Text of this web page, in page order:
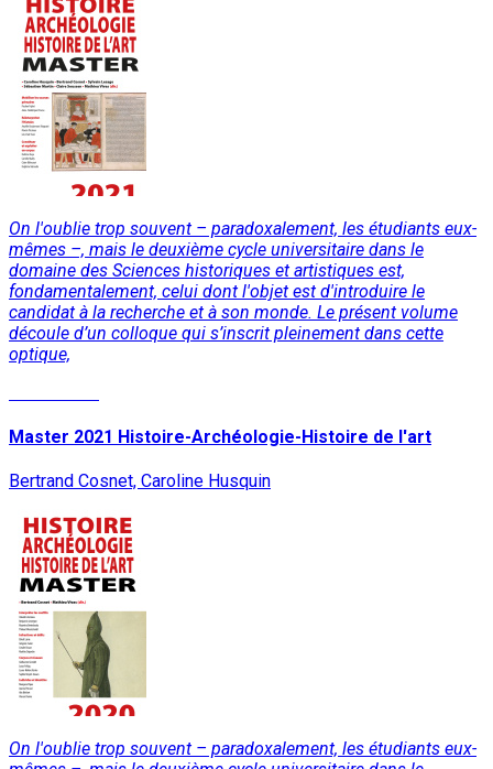
On l'oublie trop souvent – paradoxalement, les étudiants eux-
mêmes –, mais le deuxième cycle universitaire dans le
domaine des Sciences historiques et artistiques est,
fondamentalement, celui dont l'objet est d'introduire le
candidat à la recherche et à son monde. Le présent volume
découle d’un colloque qui s’inscrit pleinement dans cette
optique,
Master 2021 Histoire-Archéologie-Histoire de l'art
Bertrand Cosnet, Caroline Husquin
On l'oublie trop souvent – paradoxalement, les étudiants eux-